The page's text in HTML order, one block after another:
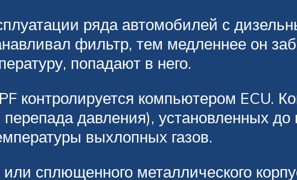
ряда автомобилей с
фильтр, тем медленнее он
попадают в него.
контролируется компьютером ECU.
перепада давления), установленных
выхлопных газов.
или сплющенного металлического